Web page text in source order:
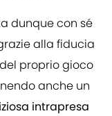
dunque con sé
alla fiducia
proprio gioco
anche un
intrapresa